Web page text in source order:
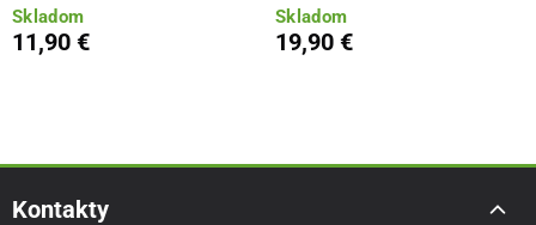
Skladom
11,90 €
Skladom
19,90 €
Kontakty